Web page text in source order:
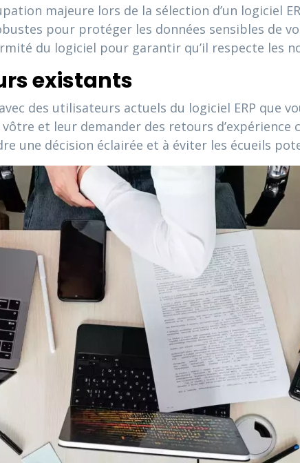
majeure lors de la sélection d’un logiciel
pour protéger les données sensibles de
du logiciel pour garantir qu’il respecte les
existants
des utilisateurs actuels du logiciel ERP que
et leur demander des retours d’expérience
une décision éclairée et à éviter les écueils